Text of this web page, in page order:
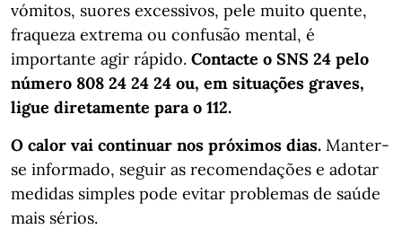
vómitos, suores excessivos, pele muito quente,
fraqueza extrema ou confusão mental, é
importante agir rápido. Contacte o SNS 24 pelo
número 808 24 24 24 ou, em situações graves,
ligue diretamente para o 112.
O calor vai continuar nos próximos dias. Manter-
se informado, seguir as recomendações e adotar
medidas simples pode evitar problemas de saúde
mais sérios.